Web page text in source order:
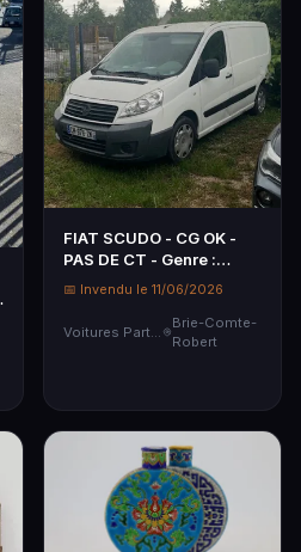
FIAT SCUDO - CG OK -
PAS DE CT - Genre :
CTTE - Carrosserie …
📅 Invendu le 11/06/2026
Voitures Particulières
Brie-Comte-
Robert